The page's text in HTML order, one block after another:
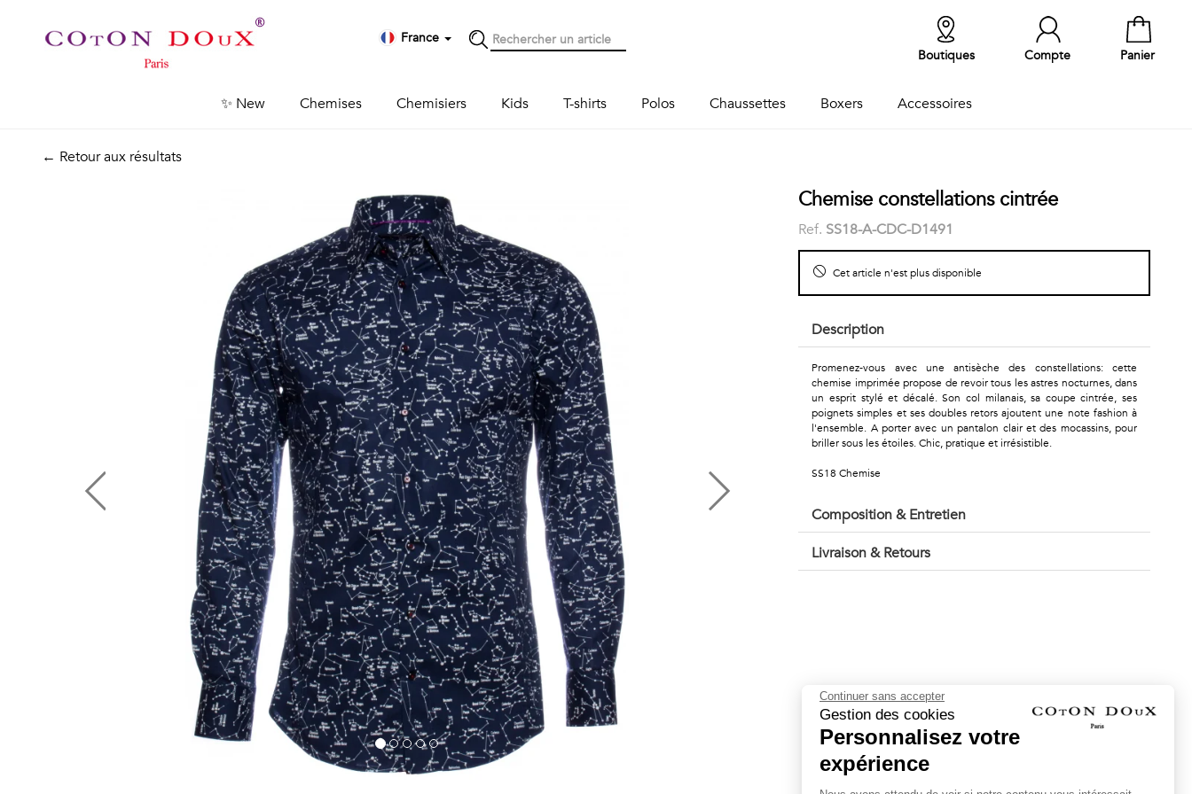
France
Panier
Compte
Boutiques
✨ New Chemises Chemisiers Kids T-shirts Polos Chaussettes Boxers Accessoires
← Retour aux résultats
Chemise constellations cintrée
Ref. SS18-A-CDC-D1491
Cet article n'est plus disponible
Description
Promenez-vous avec une antisèche des constellations: cette
chemise imprimée propose de revoir tous les astres nocturnes, dans
un esprit stylé et décalé. Son col milanais, sa coupe cintrée, ses
poignets simples et ses doubles retors ajoutent une note fashion à
l'ensemble. A porter avec un pantalon clair et des mocassins, pour
briller sous les étoiles. Chic, pratique et irrésistible.
SS18 Chemise
Composition & Entretien
Livraison & Retours
Continuer sans accepter
Gestion des cookies
Personnalisez votre
expérience